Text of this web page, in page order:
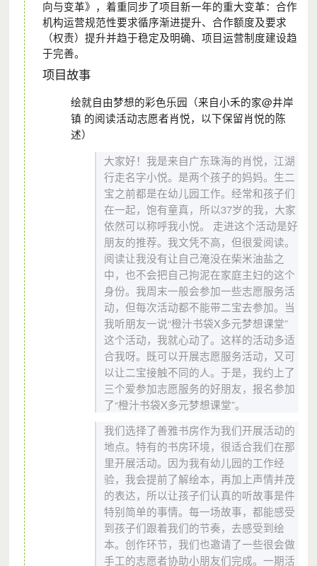
向与变革》，着重同步了项目新一年的重大变革：合作
机构运营规范性要求循序渐进提升、合作额度及要求
（权责）提升并趋于稳定及明确、项目运营制度建设趋
于完善。
项目故事
绘就自由梦想的彩色乐园（来自小禾的家@井岸
镇 的阅读活动志愿者肖悦，以下保留肖悦的陈
述）
大家好！我是来自广东珠海的肖悦，江湖
行走名字小悦。是两个孩子的妈妈。生二
宝之前都是在幼儿园工作。经常和孩子们
在一起，饱有童真，所以37岁的我，大家
依然可以称呼我小悦。
走进这个活动是好
朋友的推荐。 我文凭不高，但很爱阅读。
阅读让我没有让自己淹没在柴米油盐之
中，也不会把自己拘泥在家庭主妇的这个
身份。我周末一般会参加一些志愿服务活
动，但每次活动都不能带二宝去参加。当
我听朋友一说“橙汁书袋X多元梦想课堂”
这个活动，我就心动了。这样的活动多适
合我呀。既可以开展志愿服务活动，又可
以让二宝接触不同的人。于是，我约上了
三个爱参加志愿服务的好朋友，报名参加
了“橙汁书袋X多元梦想课堂”。
我们选择了善雅书房作为我们开展活动的
地点。特有的书房环境，很适合我们在那
里开展活动。因为我有幼儿园的工作经
验，我会提前了解绘本，再加上声情并茂
的表达，所以让孩子们认真的听故事是件
特别简单的事情。每一场故事，都能感受
到孩子们跟着我们的节奏，去感受到绘
本。创作环节，我们也邀请了一些很会做
手工的志愿者协助小朋友们完成。一期活